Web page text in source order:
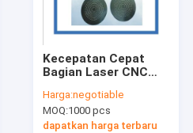
Kecepatan Cepat
Bagian Laser CNC
Kata Lubang Halus
Harga:negotiable
MOQ:1000 pcs
dapatkan harga terbaru